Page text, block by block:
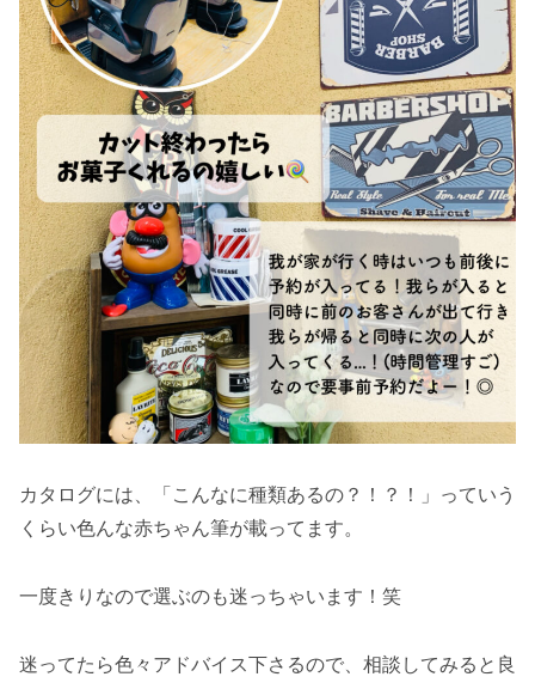
カタログには、「こんなに種類あるの？！？！」っていう
くらい色んな赤ちゃん筆が載ってます。
一度きりなので選ぶのも迷っちゃいます！笑
迷ってたら色々アドバイス下さるので、相談してみると良